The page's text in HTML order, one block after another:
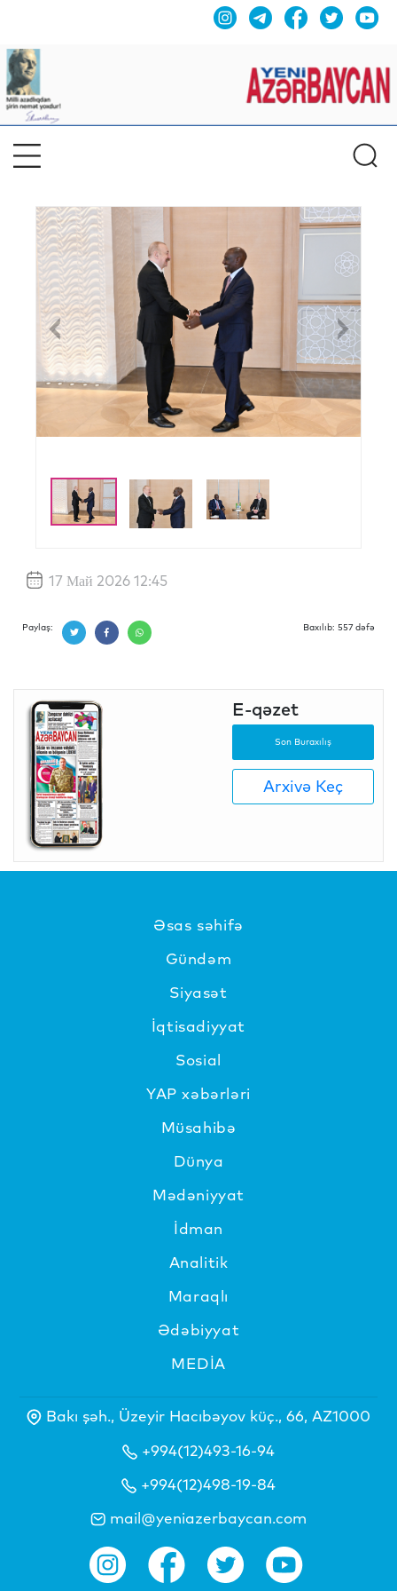
Previous
17 Май 2026 12:45
Paylaş: Baxılıb: 557 dəfə
E-qəzet
Son Buraxılış
Arxivə Keç
Əsas səhifə
Gündəm
Siyasət
İqtisadiyyat
Sosial
YAP xəbərləri
Müsahibə
Dünya
Mədəniyyat
İdman
Analitik
Maraqlı
Ədəbiyyat
MEDİA
Bakı şəh., Üzeyir Hacıbəyov küç., 66, AZ1000
+994(12)493-16-94
+994(12)498-19-84
mail@yeniazerbaycan.com